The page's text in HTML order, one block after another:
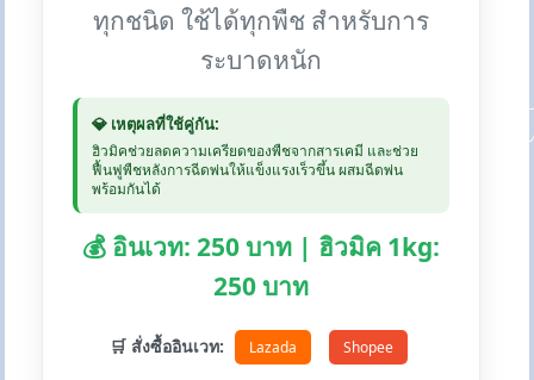
ทุกชนิด ใช้ได้ทุกพืช สำหรับการ
ระบาดหนัก
💎 เหตุผลที่ใช้คู่กัน:
ฮิวมิคช่วยลดความเครียดของพืชจากสารเคมี และช่วย
ฟื้นฟูพืชหลังการฉีดพ่นให้แข็งแรงเร็วขึ้น ผสมฉีดพ่น
พร้อมกันได้
💰 อินเวท: 250 บาท | ฮิวมิค 1kg:
250 บาท
🛒 สั่งซื้ออินเวท: Lazada Shopee